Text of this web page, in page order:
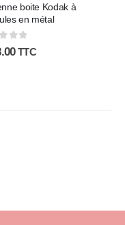
boite Kodak à
en métal
5 TTC